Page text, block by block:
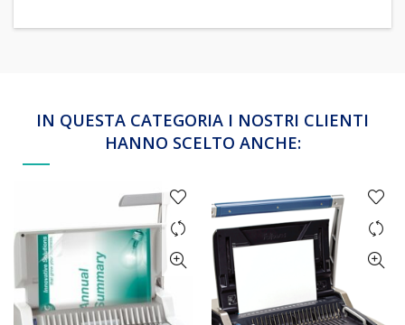
IN QUESTA CATEGORIA I NOSTRI CLIENTI
HANNO SCELTO ANCHE: